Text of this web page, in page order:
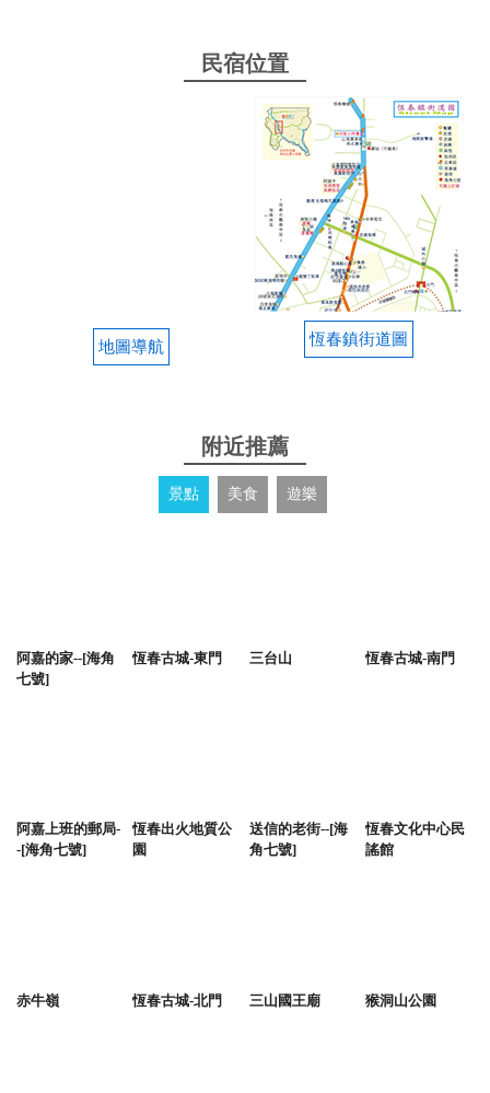
民宿位置
地圖導航 恆春鎮街道圖
附近推薦
景點 美食 遊樂
阿嘉的家--[海角
七號]
恆春古城-東門 三台山 恆春古城-南門
阿嘉上班的郵局-
-[海角七號]
恆春出火地質公
園
送信的老街--[海
角七號]
恆春文化中心民
謠館
赤牛嶺 恆春古城-北門 三山國王廟 猴洞山公園